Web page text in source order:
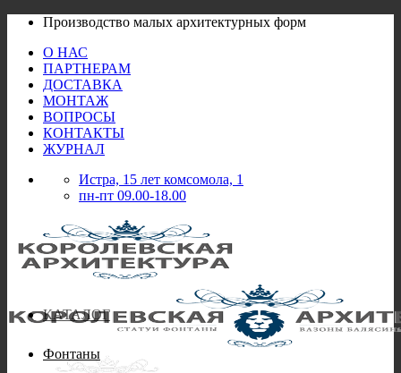
Skip
content
Производство малых архитектурных форм
О НАС
ПАРТНЕРАМ
ДОСТАВКА
МОНТАЖ
ВОПРОСЫ
КОНТАКТЫ
ЖУРНАЛ
Истра, 15 лет комсомола, 1
пн-пт 09.00-18.00
КАТАЛОГ
Фонтаны